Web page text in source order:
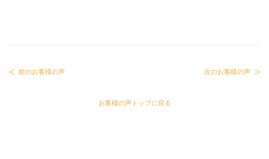
前のお客様の声
お客様の声トップに戻る
次のお客様の声